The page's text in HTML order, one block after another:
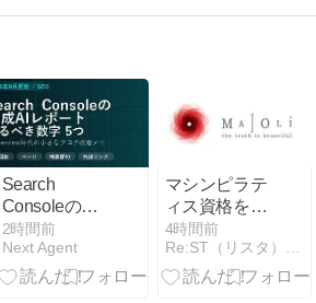
Search
Consoleの生
成AIパフォー
マンスとは？
AI Overview時
2時間前
Next Agent
マシンピラテ
ィス資格をオ
ンラインで取
得｜MAJOLIの
料金と講座内
4時間前
Re:ST（リスタ）：大人の学び直し＆50代からの独立起業